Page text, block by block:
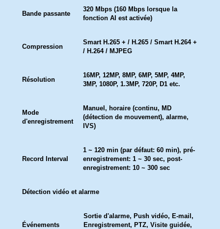
Bande passante
320 Mbps (160 Mbps lorsque la
fonction AI est activée)
Compression
Smart H.265 + / H.265 / Smart H.264 +
/ H.264 / MJPEG
Résolution
16MP, 12MP, 8MP, 6MP, 5MP, 4MP,
3MP, 1080P, 1.3MP, 720P, D1 etc.
Mode
d'enregistrement
Manuel, horaire (continu, MD
(détection de mouvement), alarme,
IVS)
Record Interval
1 ~ 120 min (par défaut: 60 min), pré-
enregistrement: 1 ~ 30 sec, post-
enregistrement: 10 ~ 300 sec
Détection vidéo et alarme
Événements
Sortie d'alarme, Push vidéo, E-mail,
Enregistrement, PTZ, Visite guidée,